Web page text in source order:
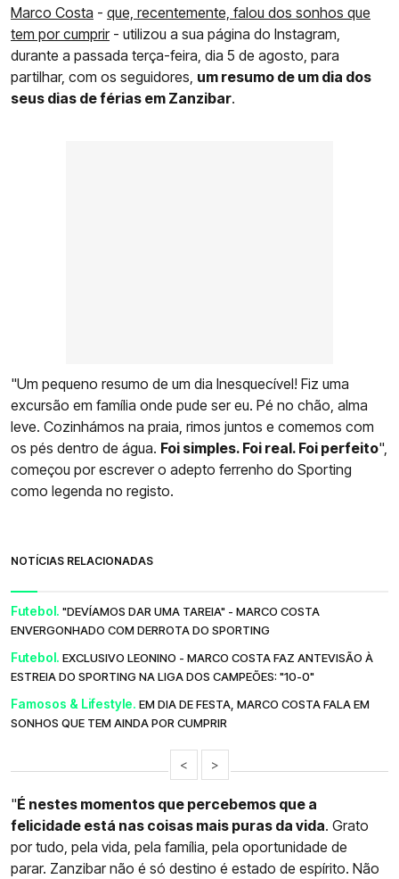
Marco Costa - que, recentemente, falou dos sonhos que
tem por cumprir- utilizou a sua página do Instagram,
durante a passada terça-feira, dia 5 de agosto, para
partilhar, com os seguidores, um resumo de um dia dos
seus dias de férias em Zanzibar.
"Um pequeno resumo de um dia Inesquecível! Fiz uma
excursão em família onde pude ser eu. Pé no chão, alma
leve. Cozinhámos na praia, rimos juntos e comemos com
os pés dentro de água. Foi simples. Foi real. Foi perfeito",
começou por escrever o adepto ferrenho do Sporting
como legenda no registo.
NOTÍCIAS RELACIONADAS
Futebol. "DEVÍAMOS DAR UMA TAREIA" - MARCO COSTA
ENVERGONHADO COM DERROTA DO SPORTING
Futebol. EXCLUSIVO LEONINO - MARCO COSTA FAZ ANTEVISÃO À
ESTREIA DO SPORTING NA LIGA DOS CAMPEÕES: "10-0"
Famosos & Lifestyle. EM DIA DE FESTA, MARCO COSTA FALA EM
SONHOS QUE TEM AINDA POR CUMPRIR
< >
"É nestes momentos que percebemos que a
felicidade está nas coisas mais puras da vida. Grato
por tudo, pela vida, pela família, pela oportunidade de
parar. Zanzibar não é só destino é estado de espírito. Não